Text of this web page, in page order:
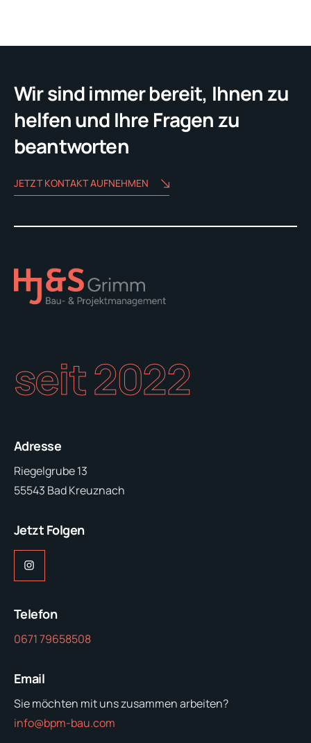
Wir sind immer bereit, Ihnen zu
helfen und Ihre Fragen zu
beantworten
JETZT KONTAKT AUFNEHMEN
seit 2022
Adresse
Riegelgrube 13
55543 Bad Kreuznach
Jetzt Folgen
Instagram
Telefon
0671 79658508
Email
Sie möchten mit uns zusammen arbeiten?
info@bpm-bau.com